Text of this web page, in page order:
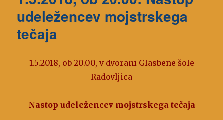
udeležencev mojstrskega
tečaja
1.5.2018, ob 20.00, v dvorani Glasbene šole
Radovljica
Nastop udeležencev mojstrskega tečaja